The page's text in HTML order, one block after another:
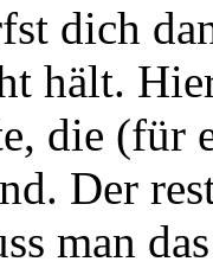
dich
hält.
die (für
Der
man